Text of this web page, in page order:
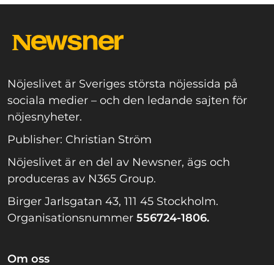
Nöjeslivet är Sveriges största nöjessida på
sociala medier – och den ledande sajten för
nöjesnyheter.
Publisher: Christian Ström
Nöjeslivet är en del av Newsner, ägs och
produceras av N365 Group.
Birger Jarlsgatan 43, 111 45 Stockholm.
Organisationsnummer 556724-1806.
Om oss